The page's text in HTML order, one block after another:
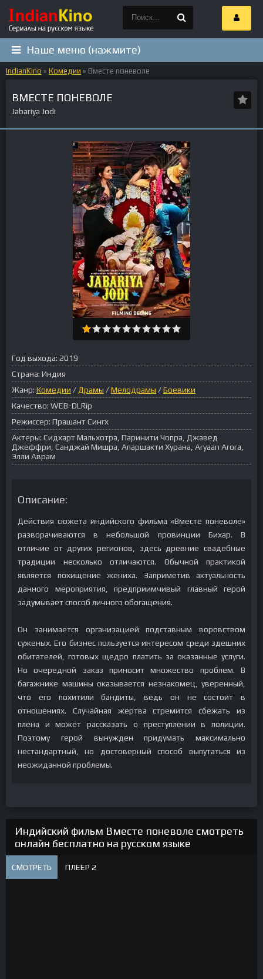
Наше меню (нажмите)
IndianKino » Комедии » Вместе поневоле
ВМЕСТЕ ПОНЕВОЛЕ
Jabariya Jodi
Год выхода: 2019
Страна: Индия
Жанр: Комедии / Драмы /Мелодрамы /Боевики
Качество: WEB-DLRip
Режиссер: Прашант Сингх
Актеры: Сидхарт Мальхотра, Паринити Чопра, Джавед
Джеффри, Санджай Мишра, Апаршакти Хурана, Aryaan Arora,
Элли Аврам
Описание:
Действия сюжета индийского фильма «Вместе поневоле»
разворачиваются в небольшой провинции Бихар. В
отличие от других регионов, здесь древние свадебные
традиции несколько отличаются. Обычной практикой
является похищение жениха. Заприметив актуальность
данного мероприятия, предприимчивый главный герой
задумывает способ личного обогащения.
Он занимается организацией подставным воровством
суженых. Его бизнес пользуется интересом среди здешних
обитателей, готовых щедро платить за оказанные услуги.
Но очередной заказ приносит множество проблем. В
багажнике машины оказывается незнакомец, уверенный,
что его похитили бандиты, ведь он не состоит в
отношениях. Случайная жертва стремится сбежать из
плена и может рассказать о преступлении в полиции.
Поэтому герой вынужден придумать максимально
нестандартный, но достоверный способ выпутаться из
неожиданной проблемы.
Индийский фильм Вместе поневоле смотреть
онлайн бесплатно на русском языке
СМОТРЕТЬ ПЛЕЕР 2